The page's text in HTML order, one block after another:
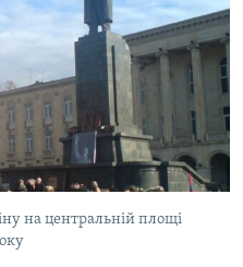
на центральній площі